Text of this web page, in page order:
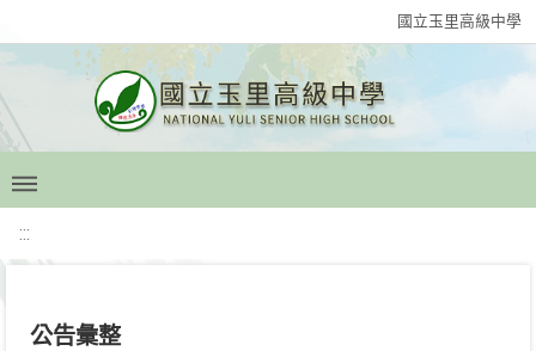
國立玉里高級中學
:::
公告彙整